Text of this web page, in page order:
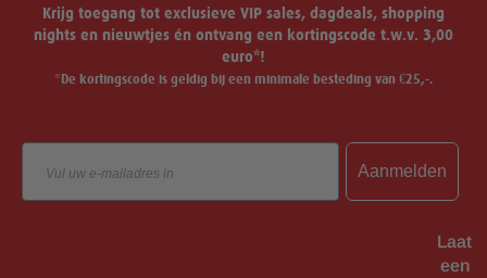
Krijg toegang tot exclusieve VIP sales, dagdeals, shopping
nights en nieuwtjes én ontvang een kortingscode t.w.v. 3,00
euro*!
*De kortingscode is geldig bij een minimale besteding van €25,-.
Email
Aanmelden
Laat
een